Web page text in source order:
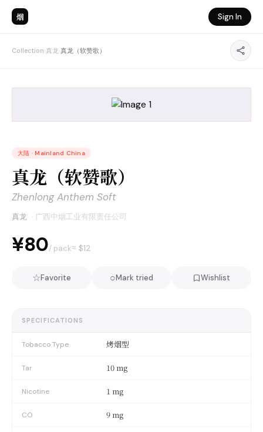
烟 Sign In
Collection›真龙›真龙（软赞歌）
大陆 · Mainland China
真龙（软赞歌）
Zhenlong Anthem Soft
真龙 · 广西中烟工业有限责任公司
¥80/ pack≈ $12
☆Favorite ○Mark tried Wishlist
SPECIFICATIONS
Tobacco Type 烤烟型
Tar 10 mg
Nicotine 1 mg
CO 9 mg